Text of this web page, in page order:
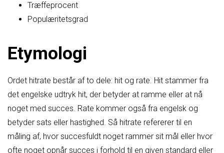
Træffeprocent
Populæritetsgrad
Etymologi
Ordet hitrate består af to dele: hit og rate. Hit stammer fra
det engelske udtryk hit, der betyder at ramme eller at nå
noget med succes. Rate kommer også fra engelsk og
betyder sats eller hastighed. Så hitrate refererer til en
måling af, hvor succesfuldt noget rammer sit mål eller hvor
ofte noget opnår succes i forhold til en given standard eller